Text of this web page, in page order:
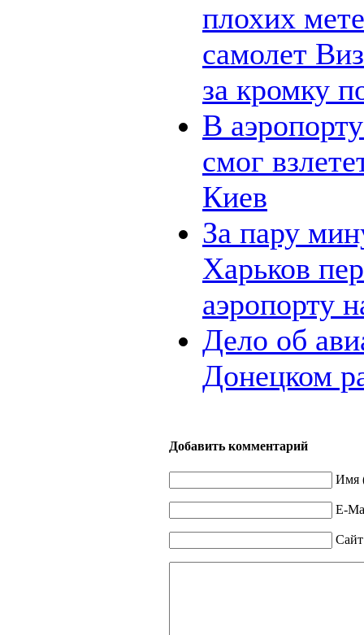
плохих
самолет
за кромку
В
смог
Киев
За пару
Харьков
аэропорту
Дело об
Донецком
Добавить комментарий
Имя
E-
Сайт